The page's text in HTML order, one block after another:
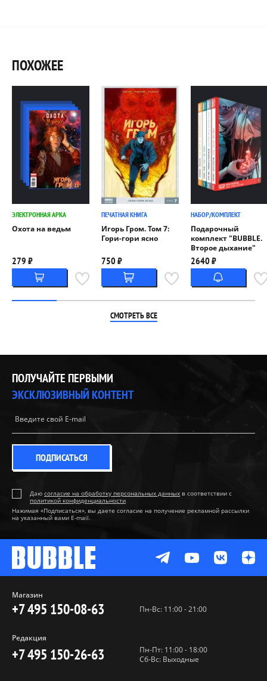
ПОХОЖЕЕ
ЭЛЕКТРОННАЯ АРКА
Охота на ведьм
279 ₽
ПЕЧАТНАЯ КНИГА
Игорь Гром. Том 7:
Гори-гори ясно
750 ₽
НАБОР/КОМПЛЕКТ
Подарочный
комплект "BUBBLE.
Второе дыхание"
2640 ₽
СМОТРЕТЬ ВСЕ
ПОЛУЧАЙТЕ ПЕРВЫМИ
ЭКСКЛЮЗИВНЫЙ КОНТЕНТ
ПОДПИСАТЬСЯ
Даю согласие на обработку персональных данных в соответствии с
политикой конфиденциальности
Нажимая «Подписаться», вы даете согласие на получение рекламной рассылки
на указанный вами E-mail.
Магазин
+7 495 150-08-63 Пн-Вс: 11:00 - 21:00
Редакция
+7 495 150-26-63
Пн-Пт: 11:00 - 18:00
Сб-Вс: Выходные